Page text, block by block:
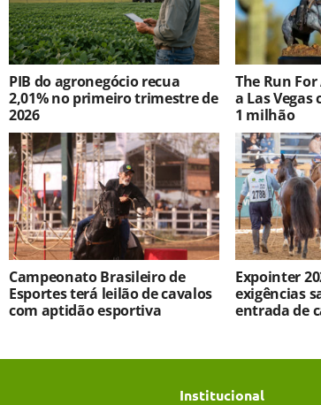
PIB do agronegócio recua
2,01% no primeiro trimestre de
2026
The Run
a Las Vegas
1 milhão
Campeonato Brasileiro de
Esportes terá leilão de cavalos
com aptidão esportiva
Expointer
exigências
entrada de
Institucional